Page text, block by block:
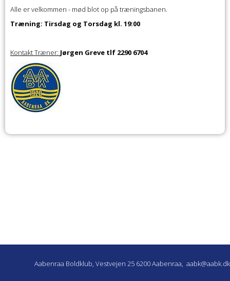
Alle er velkommen - mød blot op på træningsbanen.
Træning: Tirsdag og Torsdag kl. 19:00
Kontakt Træner: Jørgen Greve tlf 2290 6704
Aabenraa Boldklub, Vestvejen 25 6200 Aabenraa, aabk@aabk.dk